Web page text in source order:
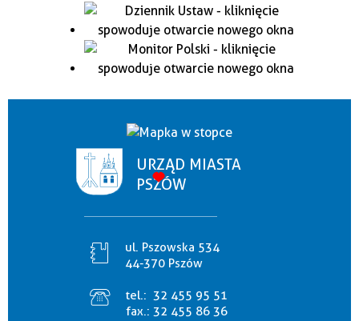
URZĄD MIASTA
PSZÓW
ul. Pszowska 534
44-370 Pszów
tel.: 32 455 95 51
fax.: 32 455 86 36